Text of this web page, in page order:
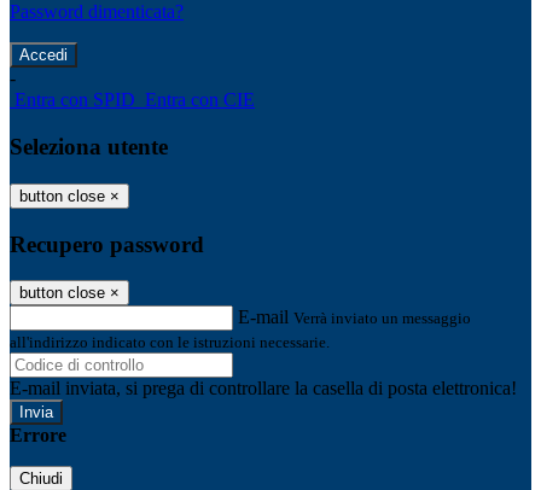
Password dimenticata?
-
Entra con SPID Entra con CIE
Seleziona utente
button close ×
Recupero password
button close ×
E-mail Verrà inviato un messaggio
all'indirizzo indicato con le istruzioni necessarie.
E-mail inviata, si prega di controllare la casella di posta elettronica!
Errore
Chiudi